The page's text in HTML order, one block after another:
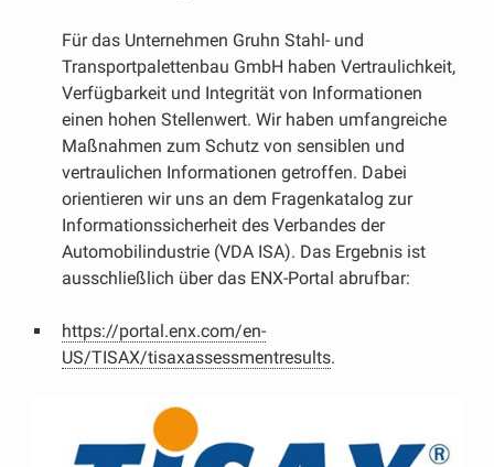
Für das Unternehmen Gruhn Stahl- und
Transportpalettenbau GmbH haben Vertraulichkeit,
Verfügbarkeit und Integrität von Informationen
einen hohen Stellenwert. Wir haben umfangreiche
Maßnahmen zum Schutz von sensiblen und
vertraulichen Informationen getroffen. Dabei
orientieren wir uns an dem Fragenkatalog zur
Informationssicherheit des Verbandes der
Automobilindustrie (VDA ISA). Das Ergebnis ist
ausschließlich über das ENX-Portal abrufbar:
https://portal.enx.com/en-
US/TISAX/tisaxassessmentresults.